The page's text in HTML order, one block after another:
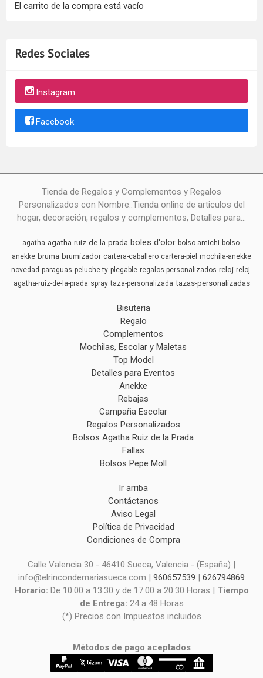
El carrito de la compra está vacío
Redes Sociales
Instagram
Facebook
Tienda de Regalos y Complementos y Regalos
Personalizados con Nombre..Tienda online de articulos del
hogar, decoración, regalos y complementos, Detalles para...
agatha agatha-ruiz-de-la-prada boles d'olor bolso-amichi bolso-
anekke bruma brumizador cartera-caballero cartera-piel mochila-anekke
novedad paraguas peluche-ty plegable regalos-personalizados reloj reloj-
agatha-ruiz-de-la-prada spray taza-personalizada tazas-personalizadas
Bisuteria
Regalo
Complementos
Mochilas, Escolar y Maletas
Top Model
Detalles para Eventos
Anekke
Rebajas
Campaña Escolar
Regalos Personalizados
Bolsos Agatha Ruiz de la Prada
Fallas
Bolsos Pepe Moll
Ir arriba
Contáctanos
Aviso Legal
Política de Privacidad
Condiciones de Compra
Calle Valencia 30 - 46410 Sueca, Valencia - (España) |
info@elrincondemariasueca.com | 960657539 | 626794869
Horario: De 10.00 a 13.30 y de 17.00 a 20.30 Horas | Tiempo
de Entrega: 24 a 48 Horas
(*) Precios con Impuestos incluidos
Métodos de pago aceptados